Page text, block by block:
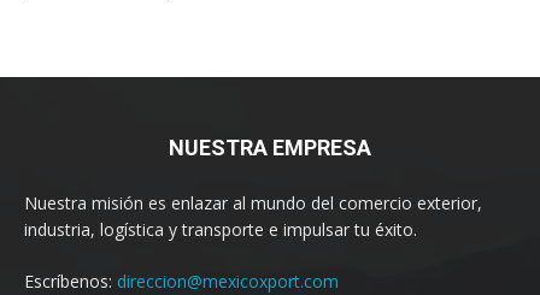
NUESTRA EMPRESA
Nuestra misión es enlazar al mundo del comercio exterior,
industria, logística y transporte e impulsar tu éxito.
Escríbenos: direccion@mexicoxport.com